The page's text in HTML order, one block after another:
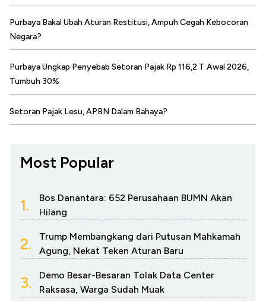
Purbaya Bakal Ubah Aturan Restitusi, Ampuh Cegah Kebocoran
Negara?
Purbaya Ungkap Penyebab Setoran Pajak Rp 116,2 T Awal 2026,
Tumbuh 30%
Setoran Pajak Lesu, APBN Dalam Bahaya?
Most Popular
1.
Bos Danantara: 652 Perusahaan BUMN Akan
Hilang
2.
Trump Membangkang dari Putusan Mahkamah
Agung, Nekat Teken Aturan Baru
3.
Demo Besar-Besaran Tolak Data Center
Raksasa, Warga Sudah Muak